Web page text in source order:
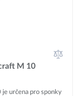
M 10
je určena pro sponky